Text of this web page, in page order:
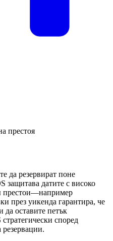
престоя
да резервират поне
защитава датите с високо
престои—например
през уикенда гарантира, че
да оставите петък
според